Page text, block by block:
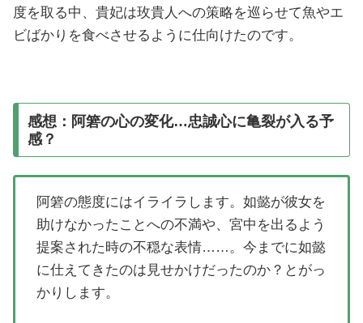
度を取る中、貴妃は玫貴人への策略を巡らせて魚やエ
ビばかりを食べさせるように仕向けたのです。
感想：阿箬の心の変化…忠誠心に亀裂が入る予
感？
阿箬の態度にはイライラします。如懿が彼女を
助けなかったことへの不満や、宮中を出るよう
提案された時の不穏な表情……。今までに如懿
に仕えてきたのは見せかけだったのか？とがっ
かりします。